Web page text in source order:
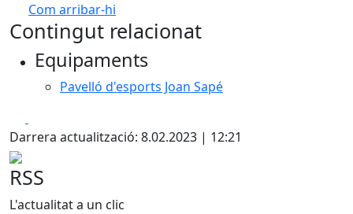
Com arribar-hi
+
Contingut relacionat
Equipaments
Pavelló d'esports Joan Sapé
Darrera actualització: 8.02.2023 | 12:21
RSS
L'actualitat a un clic